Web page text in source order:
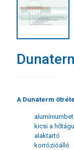
A Dunaterm
kicsi a
alaktartó
korrózióálló